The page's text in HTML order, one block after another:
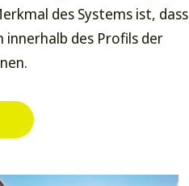
des Systems ist, dass
des Profils der